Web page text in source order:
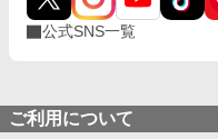
公式SNS一覧
ご利用について